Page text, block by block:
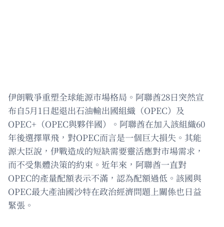
伊朗戰爭重塑全球能源市場格局。阿聯酋28日突然宣
布自5月1日起退出石油輸出國組織（OPEC）及
OPEC+（OPEC與夥伴國）。阿聯酋在加入該組織60
年後選擇單飛，對OPEC而言是一個巨大損失。其能
源大臣說，伊戰造成的短缺需要靈活應對市場需求，
而不受集體決策的約束。近年來，阿聯酋一直對
OPEC的產量配額表示不滿，認為配額過低。該國與
OPEC最大產油國沙特在政治經濟問題上關係也日益
緊張。